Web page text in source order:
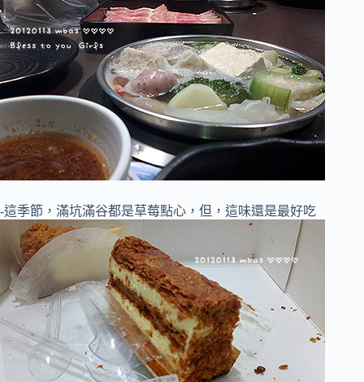
-這季節，滿坑滿谷都是草莓點心，但，這味還是最好吃